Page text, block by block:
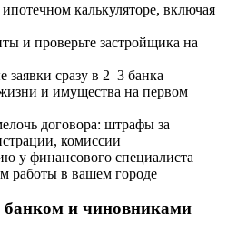
калькуляторе, включая
и проверьте застройщика на
заявки сразу в 2–3 банка
и имущества на первом
договора: штрафы за
комиссии
у финансового специалиста
работы в вашем городе
и чиновниками